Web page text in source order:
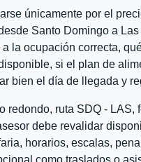
únicamente por el
Santo Domingo a
la ocupación correcta,
si el plan de
bien el día de llegada y
redondo, ruta SDQ - LAS,
debe revalidar
horarios, escalas,
como traslados o